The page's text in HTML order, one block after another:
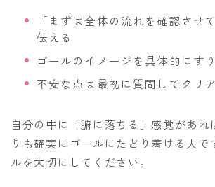
「まずは全体の流れを確認させ
伝える
ゴールのイメージを具体的にす
不安な点は最初に質問してクリ
自分の中に「腑に落ちる」感覚があれ
りも確実にゴールにたどり着ける人で
ルを大切にしてください。